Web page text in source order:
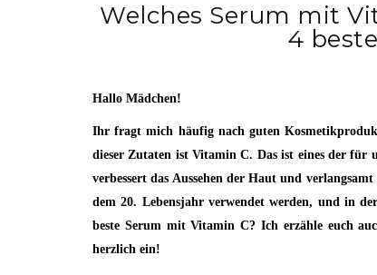
Welches Serum mit
4
Hallo Mädchen!
Ihr fragt mich häufig nach guten
dieser Zutaten ist Vitamin C. Das ist eines der
verbessert das Aussehen der Haut und
dem 20. Lebensjahr verwendet werden, und in
beste Serum mit Vitamin C? Ich erzähle euch
herzlich ein!